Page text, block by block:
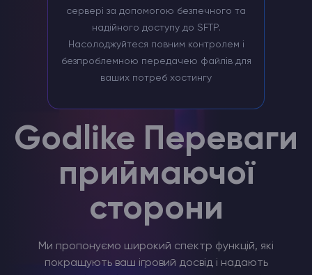
сервері за допомогою безпечного та
надійного доступу до SFTP.
Насолоджуйтеся повним контролем і
безпроблемною передачею файлів для
ваших потреб хостингу
Godlike Переваги
приймаючої
сторони
Ми пропонуємо широкий спектр функцій, які
покращують ваш ігровий досвід і надають